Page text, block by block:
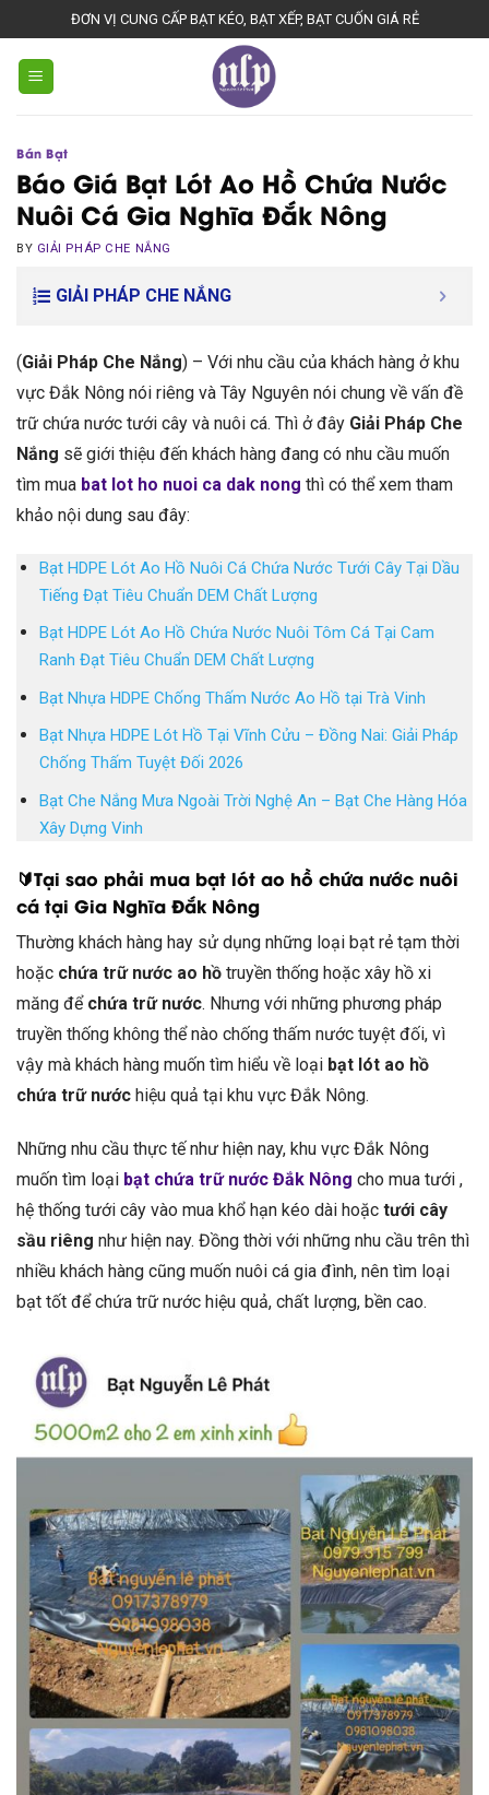
to
content
ĐƠN VỊ CUNG CẤP BẠT KÉO, BẠT XẾP, BẠT CUỐN GIÁ RẺ
Bán Bạt
Báo Giá Bạt Lót Ao Hồ Chứa Nước
Nuôi Cá Gia Nghĩa Đắk Nông
BY GIẢI PHÁP CHE NẮNG
GIẢI PHÁP CHE NẮNG
(Giải Pháp Che Nắng) – Với nhu cầu của khách hàng ở khu
vực Đắk Nông nói riêng và Tây Nguyên nói chung về vấn đề
trữ chứa nước tưới cây và nuôi cá. Thì ở đây Giải Pháp Che
Nắng sẽ giới thiệu đến khách hàng đang có nhu cầu muốn
tìm mua bat lot ho nuoi ca dak nong thì có thể xem tham
khảo nội dung sau đây:
Bạt HDPE Lót Ao Hồ Nuôi Cá Chứa Nước Tưới Cây Tại Dầu
Tiếng Đạt Tiêu Chuẩn DEM Chất Lượng
Bạt HDPE Lót Ao Hồ Chứa Nước Nuôi Tôm Cá Tại Cam
Ranh Đạt Tiêu Chuẩn DEM Chất Lượng
Bạt Nhựa HDPE Chống Thấm Nước Ao Hồ tại Trà Vinh
Bạt Nhựa HDPE Lót Hồ Tại Vĩnh Cửu – Đồng Nai: Giải Pháp
Chống Thấm Tuyệt Đối 2026
Bạt Che Nắng Mưa Ngoài Trời Nghệ An – Bạt Che Hàng Hóa
Xây Dựng Vinh
🔰Tại sao phải mua bạt lót ao hồ chứa nước nuôi
cá tại Gia Nghĩa Đắk Nông
Thường khách hàng hay sử dụng những loại bạt rẻ tạm thời
hoặc chứa trữ nước ao hồ truyền thống hoặc xây hồ xi
măng để chứa trữ nước. Nhưng với những phương pháp
truyền thống không thể nào chống thấm nước tuyệt đối, vì
vậy mà khách hàng muốn tìm hiểu về loại bạt lót ao hồ
chứa trữ nước hiệu quả tại khu vực Đắk Nông.
Những nhu cầu thực tế như hiện nay, khu vực Đắk Nông
muốn tìm loại bạt chứa trữ nước Đắk Nông cho mua tưới ,
hệ thống tưới cây vào mua khổ hạn kéo dài hoặc tưới cây
sầu riêng như hiện nay. Đồng thời với những nhu cầu trên thì
nhiều khách hàng cũng muốn nuôi cá gia đình, nên tìm loại
bạt tốt để chứa trữ nước hiệu quả, chất lượng, bền cao.